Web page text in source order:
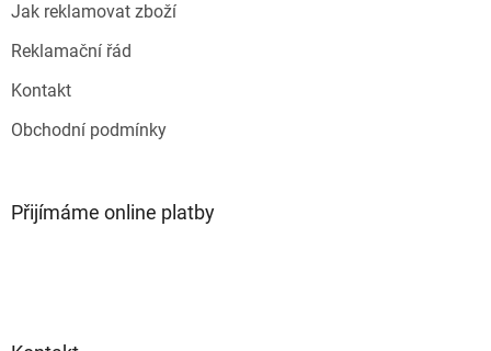
Jak reklamovat zboží
Reklamační řád
Kontakt
Obchodní podmínky
Přijímáme online platby